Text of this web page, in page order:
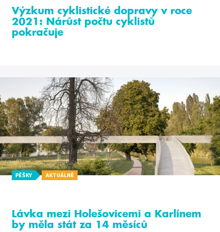
Výzkum cyklistické dopravy v roce
2021: Nárůst počtu cyklistů
pokračuje
PĚŠKY AKTUÁLNĚ
Lávka mezi Holešovicemi a Karlínem
by měla stát za 14 měsíců